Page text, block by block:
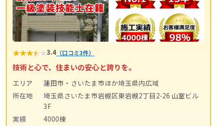
★★★★★3.4 （口コミ3件）
技術と心で、住まいの安心と誇りを。
エリア
蓮田市・さいたま市ほか埼玉県内広域
所在地
埼玉県さいたま市岩槻区東岩槻2丁目2-26 山室ビル
3F
実績
4000棟